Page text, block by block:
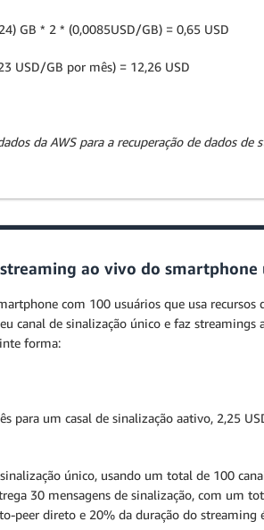
GB * 2 * (0,0085USD/GB) = 0,65 USD
USD/GB por mês) = 12,26 USD
da AWS para a recuperação de dados
ao vivo do smartphone
com 100 usuários que usa
canal de sinalização único e faz
forma:
para um casal de sinalização aativo, 2,25
único, usando um total de 100
30 mensagens de sinalização, com um
peer direto e 20% da duração do